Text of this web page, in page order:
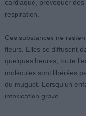
cardiaque, provoquer
respiration.
Ces substances ne
fleurs. Elles se diffusent
quelques heures, toute
molécules sont libérées
du muguet. Lorsqu’un
intoxication grave.